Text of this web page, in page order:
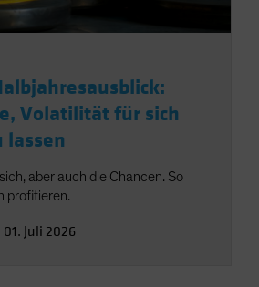
Volatilität für sich
lassen
aber auch die Chancen. So
profitieren.
01. Juli 2026